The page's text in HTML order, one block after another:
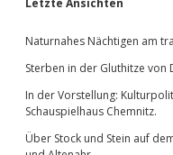
Sidebar
Naturnahes Nächtigen am
Sterben in der Gluthitze von
In der Vorstellung:
Schauspielhaus Chemnitz.
Über Stock und Stein auf